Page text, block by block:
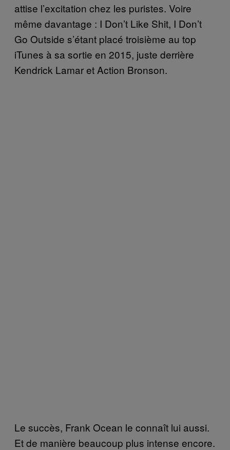
attise l’excitation chez les puristes. Voire
même davantage : I Don’t Like Shit, I Don’t
Go Outside s’étant placé troisième au top
iTunes à sa sortie en 2015, juste derrière
Kendrick Lamar et Action Bronson.
Le succès, Frank Ocean le connaît lui aussi.
Et de manière beaucoup plus intense encore.